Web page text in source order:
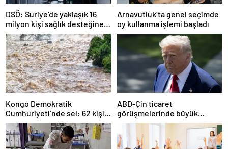
DSÖ: Suriye’de yaklaşık 16
milyon kişi sağlık desteğine
ihtiyaç duyuyor
Arnavutluk’ta genel seçimde
oy kullanma işlemi başladı
Kongo Demokratik
Cumhuriyeti’nde sel: 62 kişi
hayatını kaybetti
ABD-Çin ticaret
görüşmelerinde büyük
ilerleme